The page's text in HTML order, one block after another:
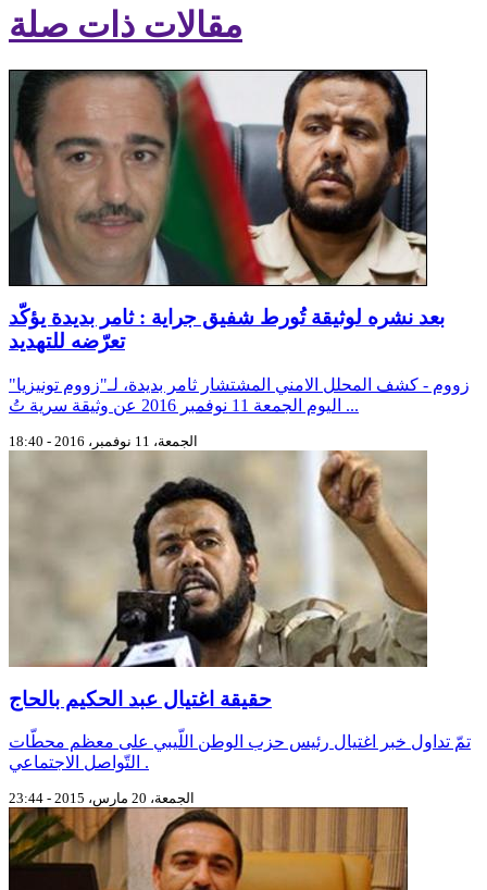
مقالات ذات صلة
بعد نشره لوثيقة تُورط شفيق جراية : ثامر بديدة يؤكّد
تعرّضه للتهديد
زووم - كشف المحلل الامني المشتشار ثامر بديدة، لـ"زووم تونيزيا"
اليوم الجمعة 11 نوفمبر 2016 عن وثيقة سرية تُ ...
الجمعة، 11 نوفمبر، 2016 - 18:40
حقيقة اغتيال عبد الحكيم بالحاج
تمّ تداول خبر اغتيال رئيس حزب الوطن اللّيبي على معظم محطّات
التّواصل الاجتماعي .
الجمعة، 20 مارس، 2015 - 23:44